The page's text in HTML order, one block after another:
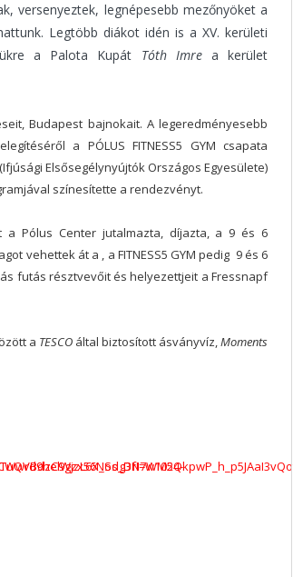
versenyeztek, legnépesebb mezőnyöket a
Legtöbb diákot idén is a XV. kerületi
a Palota Kupát Tóth Imrea kerület
Budapest bajnokait. A legeredményesebb
a PÓLUS FITNESS5 GYM csapata
Elsősegélynyújtók Országos Egyesülete)
színesítette a rendezvényt.
a Pólus Center jutalmazta, díjazta, a 9 és 6
vehettek át a , a FITNESS5 GYM pedig 9 és 6
futás résztvevőit és helyezettjeit a Fressnapf
a TESCO által biztosított ásványvíz,Moments